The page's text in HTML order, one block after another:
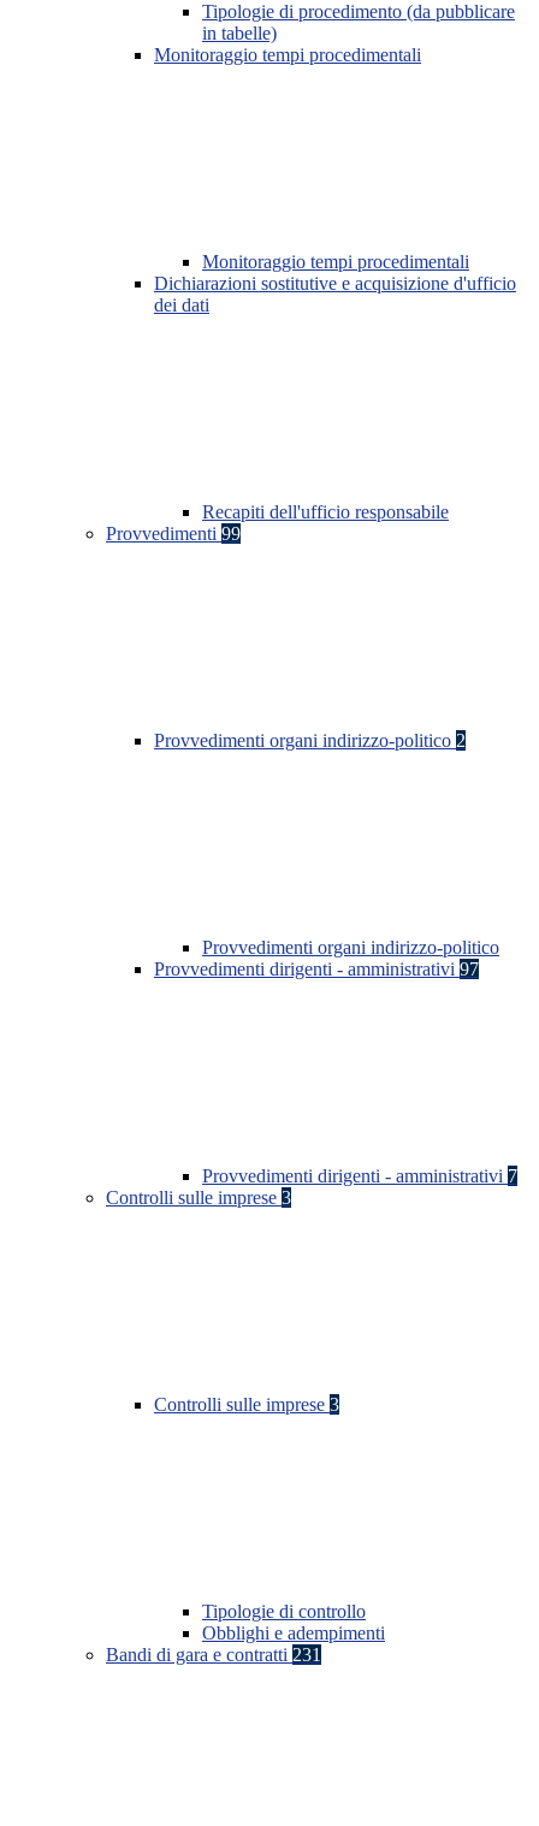
Tipologie di procedimento (da pubblicare
in tabelle)
Monitoraggio tempi procedimentali
Monitoraggio tempi procedimentali
Dichiarazioni sostitutive e acquisizione d'ufficio
dei dati
Recapiti dell'ufficio responsabile
Provvedimenti 99
Provvedimenti organi indirizzo-politico 2
Provvedimenti organi indirizzo-politico
Provvedimenti dirigenti - amministrativi 97
Provvedimenti dirigenti - amministrativi 7
Controlli sulle imprese 3
Controlli sulle imprese 3
Tipologie di controllo
Obblighi e adempimenti
Bandi di gara e contratti 231